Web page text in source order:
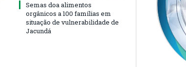
Semas doa alimentos
orgânicos a 100 famílias em
situação de vulnerabilidade de
Jacundá